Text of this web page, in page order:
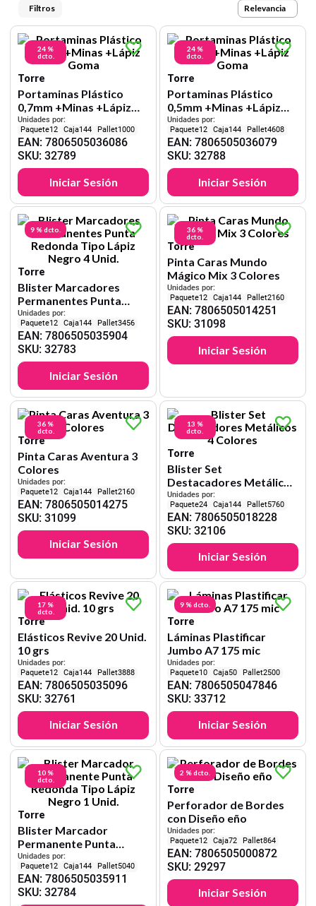
10. lapiz
Relevancia
24 %
dcto.
Torre
Portaminas Plástico
0,7mm +Minas +Lápiz
Goma
Unidades por:
12
144 1000
EAN:7806505036086
SKU:32789
Iniciar Sesión
24 %
dcto.
Torre
Portaminas Plástico
0,5mm +Minas +Lápiz
Goma
Unidades por:
12
144 4608
EAN: 7806505036079
SKU: 32788
Iniciar Sesión
9 %dcto.
Torre
Blister Marcadores
Permanentes Punta
Redonda Tipo Lápiz
Negro 4 Unid.
Unidades por:
12
144 3456
EAN:7806505035904
SKU:32783
Iniciar Sesión
36 %
dcto.
Torre
Pinta Caras Mundo
Mágico Mix 3 Colores
Unidades por:
12
144 2160
EAN: 7806505014251
SKU: 31098
Iniciar Sesión
36 %
dcto.
Torre
Pinta Caras Aventura 3
Colores
Unidades por:
12
144 2160
EAN:7806505014275
SKU:31099
Iniciar Sesión
13 %
dcto.
Torre
Blister Set
Destacadores Metálicos
4 Colores
Unidades por:
24
144 5760
EAN: 7806505018228
SKU: 32106
Iniciar Sesión
17 %
dcto.
Torre
Elásticos Revive 20 Unid.
10 grs
Unidades por:
12
144 3888
EAN:7806505035096
SKU:32761
Iniciar Sesión
9 %dcto.
Torre
Láminas Plastificar
Jumbo A7 175 mic
Unidades por:
10
50 2500
EAN: 7806505047846
SKU: 33712
Iniciar Sesión
10 %
dcto.
Torre
Blister Marcador
Permanente Punta
Redonda Tipo Lápiz
Negro 1 Unid.
Unidades por:
12
144 5040
EAN:7806505035911
SKU:32784
2 %dcto.
Torre
Perforador de Bordes
con Diseño eño
Unidades por:
12
72 864
EAN: 7806505000872
SKU: 29297
Iniciar Sesión